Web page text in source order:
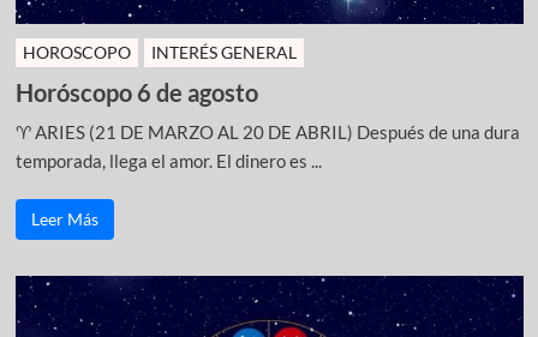
HOROSCOPO INTERÉS GENERAL
Horóscopo 6 de agosto
♈ ARIES (21 DE MARZO AL 20 DE ABRIL) Después de una dura
temporada, llega el amor. El dinero es ...
Leer Más